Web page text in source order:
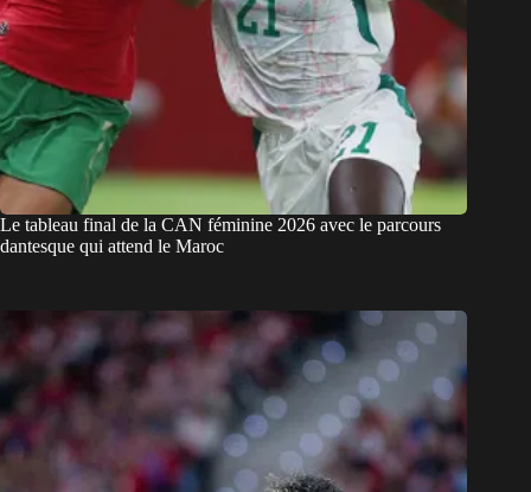
Le tableau final de la CAN féminine 2026 avec le parcours
dantesque qui attend le Maroc